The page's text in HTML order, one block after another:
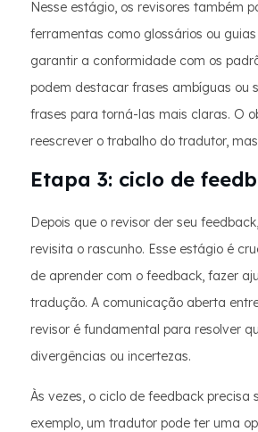
Nesse estágio, os revisores também
ferramentas como glossários ou
garantir a conformidade com os
podem destacar frases ambíguas ou
frases para torná-las mais claras. O
reescrever o trabalho do tradutor,
Etapa 3: ciclo de
Depois que o revisor der seu
revisita o rascunho. Esse estágio é
de aprender com o feedback, fazer
tradução. A comunicação aberta
revisor é fundamental para resolver
divergências ou incertezas.
Às vezes, o ciclo de feedback precisa
exemplo, um tradutor pode ter uma